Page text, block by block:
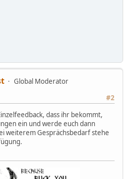
Global Moderator
#2
dass ihr bekommt,
ein und werde euch dann
weiterem Gesprächsbedarf stehe